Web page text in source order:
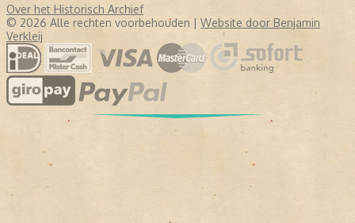
Over het Historisch Archief
© 2026 Alle rechten voorbehouden | Website door Benjamin
Verkleij